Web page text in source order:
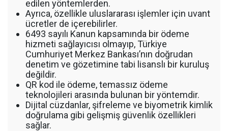
edilen yöntemlerden.
Ayrıca, özellikle uluslararası işlemler için uvant
ücretler de içerebilirler.
6493 sayılı Kanun kapsamında bir ödeme
hizmeti sağlayıcısı olmayıp, Türkiye
Cumhuriyet Merkez Bankası’nın doğrudan
denetim ve gözetimine tabi lisanslı bir kuruluş
değildir.
QR kod ile ödeme, temassız ödeme
teknolojileri arasında bulunan bir yöntemdir.
Dijital cüzdanlar, şifreleme ve biyometrik kimlik
doğrulama gibi gelişmiş güvenlik özellikleri
sağlar.